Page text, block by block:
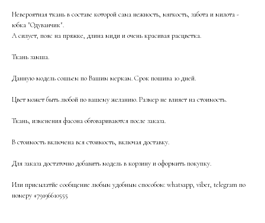
Невероятная ткань в составе которой сама нежность, мягкость, забота и милота -
юбка "Одуванчик".
А силует, пояс на пряжке, длина миди и очень красивая расцветка.
Ткань замша.
Данную модель сошьем по Вашим меркам. Срок пошива 10 дней.
Цвет может быть любой по вашему желанию. Размер не влияет на стоимость.
Ткань, изменения фасона обговариваются после заказа.
В стоимость включена вся стоимость, включая доставку.
Для заказа достаточно добавить модель в корзину и оформить покупку.
Или присылатйе сообщение любым удобным способом: whatsapp, viber, telegram по
номеру +79196610555